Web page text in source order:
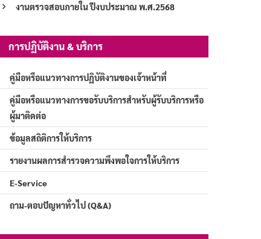
งานตรวจสอบภายใน ปีงบประมาณ พ.ศ.2568
การปฏิบัติงาน & บริการ
คู่มือหรือแนวทางการปฏิบัติงานของเจ้าหน้าที่
คู่มือหรือแนวทางการขอรับบริการสำหรับผู้รับบริการหรือ
ผู้มาติดต่อ
ข้อมูลสถิติการให้บริการ
รายงานผลการสำรวจความพึงพอใจการให้บริการ
E-Service
ถาม-ตอบปัญหาทั่วไป (Q&A)